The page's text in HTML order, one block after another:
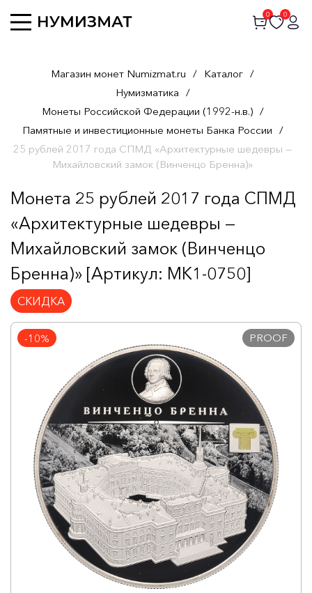
0 0
Магазин монет Numizmat.ru / Каталог /
Нумизматика /
Монеты Российской Федерации (1992-н.в.) /
Памятные и инвестиционные монеты Банка России /
25 рублей 2017 года СПМД «Архитектурные шедевры —
Михайловский замок (Винченцо Бренна)»
Монета 25 рублей 2017 года СПМД
«Архитектурные шедевры —
Михайловский замок (Винченцо
Бренна)» [Артикул: MK1-0750]
СКИДКА
-10% PROOF